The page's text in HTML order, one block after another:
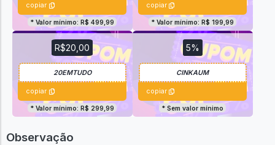
copiar
* Valor mínimo: R$ 499,99
copiar
* Valor mínimo: R$ 199,99
R$20,00
copiar
* Valor mínimo: R$ 299,99
5%
copiar
* Sem valor mínimo
Observação